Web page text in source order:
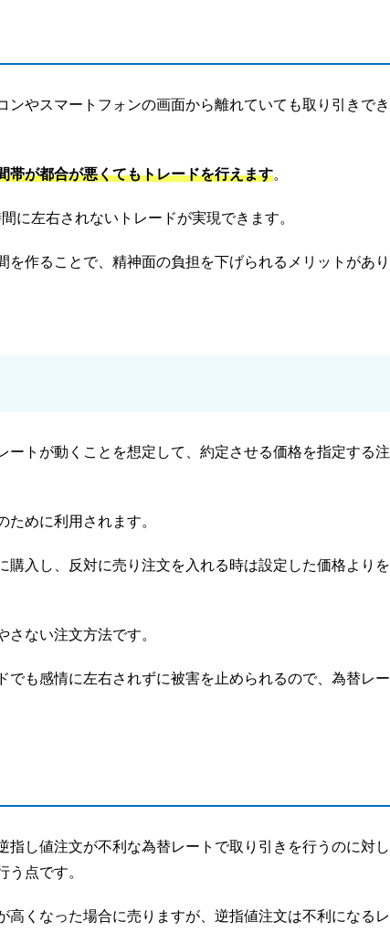
やスマートフォンの画面から離れていても取り引きでき
帯が都合が悪くてもトレードを行えます。
に左右されないトレードが実現できます。
作ることで、精神面の負担を下げられるメリットがあり
トが動くことを想定して、約定させる価格を指定する注
ために利用されます。
入し、反対に売り注文を入れる時は設定した価格よりを
ない注文方法です。
も感情に左右されずに被害を止められるので、為替レー
し値注文が不利な為替レートで取り引きを行うのに対し
点です。
くなった場合に売りますが、逆指値注文は不利になるレ